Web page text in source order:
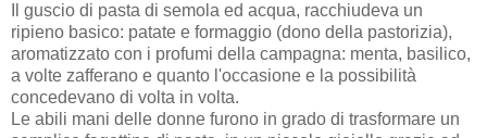
Il guscio di pasta di semola ed acqua, racchiudeva un
ripieno basico: patate e formaggio (dono della pastorizia),
aromatizzato con i profumi della campagna: menta, basilico,
a volte zafferano e quanto l'occasione e la possibilità
concedevano di volta in volta.
Le abili mani delle donne furono in grado di trasformare un